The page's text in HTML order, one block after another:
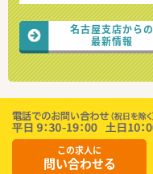
名古屋支店からの
最新情報
この求人に
問い合わせる